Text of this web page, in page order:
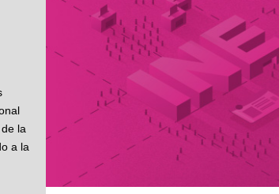
la
a la